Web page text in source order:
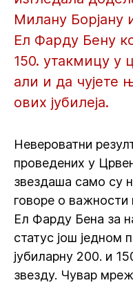
Милану Борјану
Ел Фарду Бену
150. утакмицу у
али и да чујете
ових јубилеја.
Невероватни
проведених у
звездаша само су
говоре о важности
Ел Фарду Бена за
статус још једном
јубиларну 200. и
звезду. Чувар